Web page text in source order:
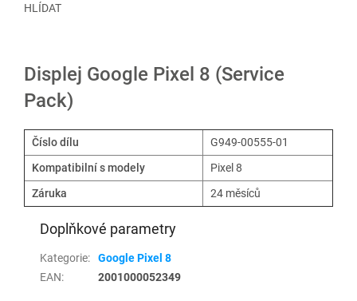
HLÍDAT
Displej Google Pixel 8 (Service
Pack)
Číslo dílu
G949-00555-01
Kompatibilní s modely
Pixel 8
Záruka
24 měsíců
Doplňkové parametry
Kategorie:
Google Pixel 8
EAN: 2001000052349